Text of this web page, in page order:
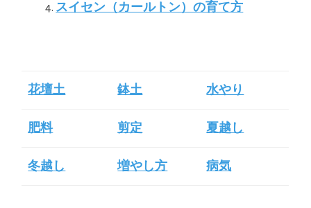
スイセン（カールトン）の育て方
花壇土 鉢土 水やり
肥料 剪定 夏越し
冬越し 増やし方 病気